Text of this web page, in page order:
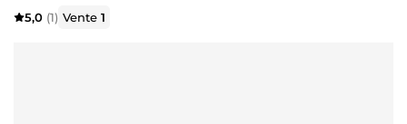
5,0 (1) Vente1